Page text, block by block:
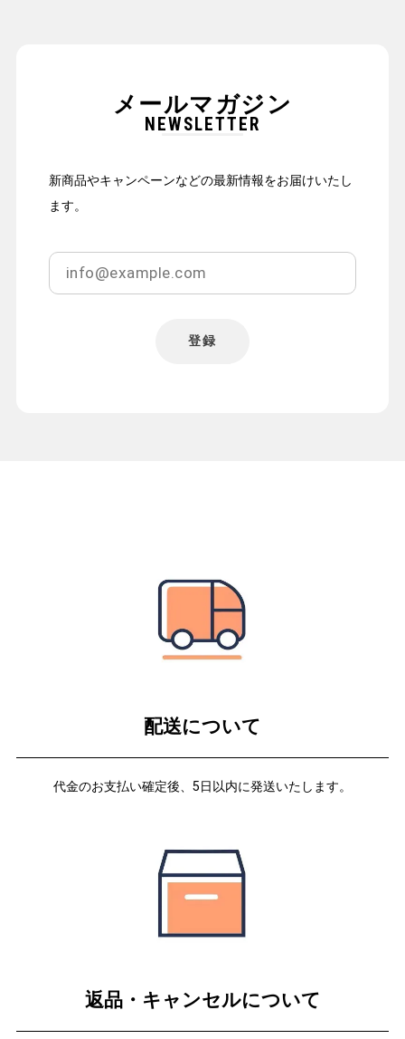
メールマガジン
NEWSLETTER
新商品やキャンペーンなどの最新情報をお届けいたし
ます。
登録
配送について
代金のお支払い確定後、5日以内に発送いたします。
返品・キャンセルについて